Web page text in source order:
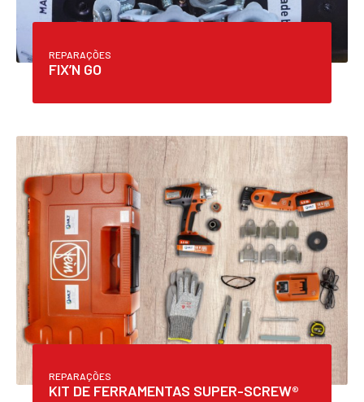
REPARAÇÕES
FIX’N GO
REPARAÇÕES
KIT DE FERRAMENTAS SUPER-SCREW®